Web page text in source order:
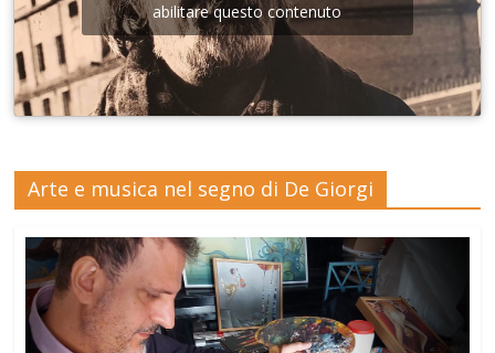
abilitare questo contenuto
Arte e musica nel segno di De Giorgi